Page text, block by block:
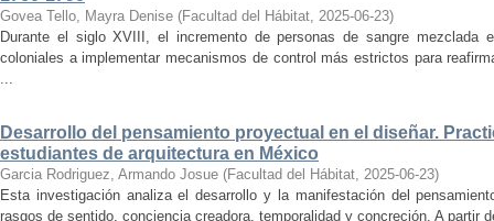
Govea Tello, Mayra Denise (Facultad del Hábitat, 2025-06-23)
Durante el siglo XVIII, el incremento de personas de sangre
coloniales a implementar mecanismos de control más estrictos para
...
Desarrollo del pensamiento proyectual en el diseñar.
estudiantes de arquitectura en México
Garcia Rodriguez, Armando Josue (Facultad del Hábitat, 2025-06-23)
Esta investigación analiza el desarrollo y la manifestación del
rasgos de sentido, conciencia creadora, temporalidad y concreción. A partir